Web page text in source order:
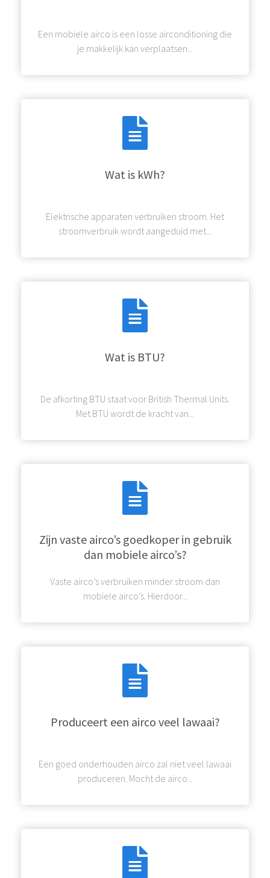
Een mobiele airco is een losse airconditioning die
je makkelijk kan verplaatsen...
Wat is kWh?
Elektrische apparaten verbruiken stroom. Het
stroomverbruik wordt aangeduid met...
Wat is BTU?
De afkorting BTU staat voor British Thermal Units.
Met BTU wordt de kracht van...
Zijn vaste airco’s goedkoper in gebruik
dan mobiele airco’s?
Vaste airco’s verbruiken minder stroom dan
mobiele airco’s. Hierdoor...
Produceert een airco veel lawaai?
Een goed onderhouden airco zal niet veel lawaai
produceren. Mocht de airco...